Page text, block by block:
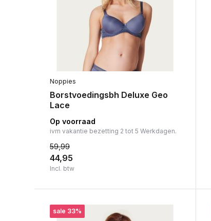
Noppies
Borstvoedingsbh Deluxe Geo
Lace
Op voorraad
ivm vakantie bezetting 2 tot 5 Werkdagen.
59,99
44,95
Incl. btw
sale 33%